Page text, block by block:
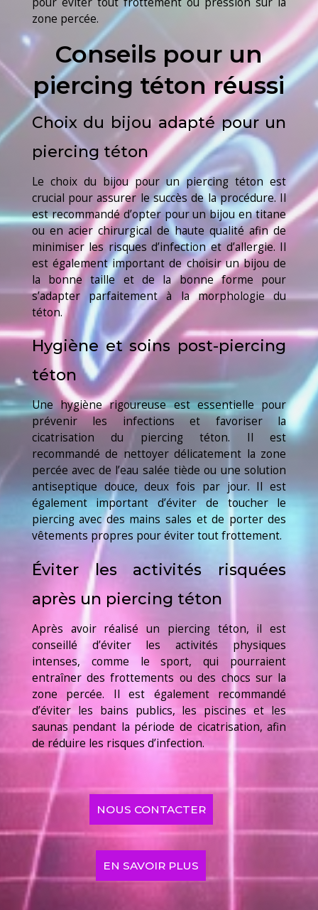
zone percée.
Conseils pour un
piercing téton réussi
Choix du bijou adapté pour un
piercing téton
Le choix du bijou pour un piercing téton est
crucial pour assurer le succès de la procédure. Il
est recommandé d’opter pour un bijou en titane
ou en acier chirurgical de haute qualité afin de
minimiser les risques d’infection et d’allergie. Il
est également important de choisir un bijou de
la bonne taille et de la bonne forme pour
s’adapter parfaitement à la morphologie du
téton.
Hygiène et soins post-piercing
téton
Une hygiène rigoureuse est essentielle pour
prévenir les infections et favoriser la
cicatrisation du piercing téton. Il est
recommandé de nettoyer délicatement la zone
percée avec de l’eau salée tiède ou une solution
antiseptique douce, deux fois par jour. Il est
également important d’éviter de toucher le
piercing avec des mains sales et de porter des
vêtements propres pour éviter tout frottement.
Éviter les activités risquées
après un piercing téton
Après avoir réalisé un piercing téton, il est
conseillé d’éviter les activités physiques
intenses, comme le sport, qui pourraient
entraîner des frottements ou des chocs sur la
zone percée. Il est également recommandé
d’éviter les bains publics, les piscines et les
saunas pendant la période de cicatrisation, afin
de réduire les risques d’infection.
NOUS CONTACTER
EN SAVOIR PLUS